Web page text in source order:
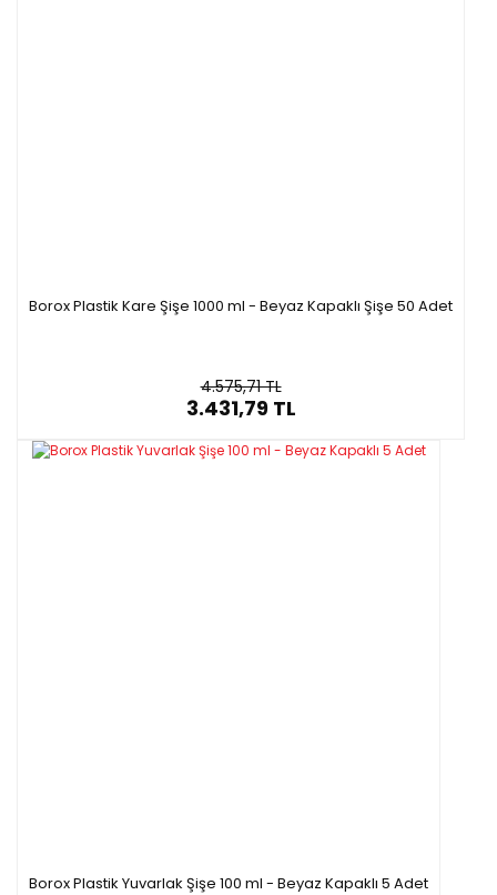
Borox Plastik Kare Şişe 1000 ml - Beyaz Kapaklı Şişe 50 Adet
4.575,71 TL
3.431,79 TL
Borox Plastik Yuvarlak Şişe 100 ml - Beyaz Kapaklı 5 Adet